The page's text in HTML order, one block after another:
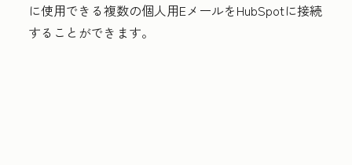
に使用できる複数の個人用EメールをHubSpotに接続
することができます。